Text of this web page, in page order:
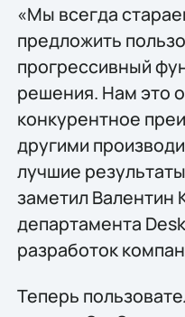
«Мы всегда
предложить
прогрессивный
решения. Нам это
конкурентное
другими
лучшие
заметил Валентин
департамента
разработок
Теперь